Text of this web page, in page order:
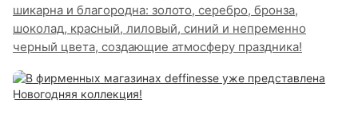
шикарна и благородна: золото, серебро, бронза,
шоколад, красный, лиловый, синий и непременно
черный цвета, создающие атмосферу праздника!